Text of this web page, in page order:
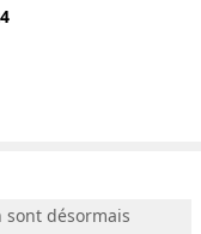
sont désormais